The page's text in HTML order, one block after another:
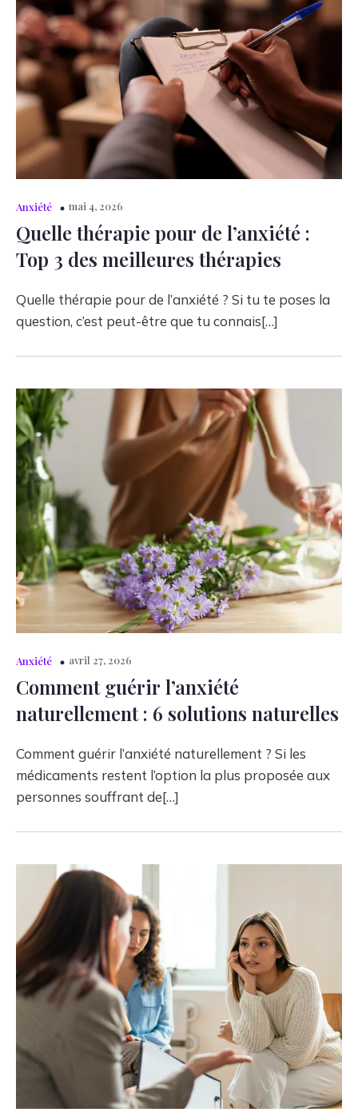
Anxiété mai 4, 2026
Quelle thérapie pour de l’anxiété :
Top 3 des meilleures thérapies
Quelle thérapie pour de l’anxiété ? Si tu te poses la
question, c’est peut-être que tu connais[…]
Anxiété avril 27, 2026
Comment guérir l’anxiété
naturellement : 6 solutions naturelles
Comment guérir l’anxiété naturellement ? Si les
médicaments restent l’option la plus proposée aux
personnes souffrant de[…]